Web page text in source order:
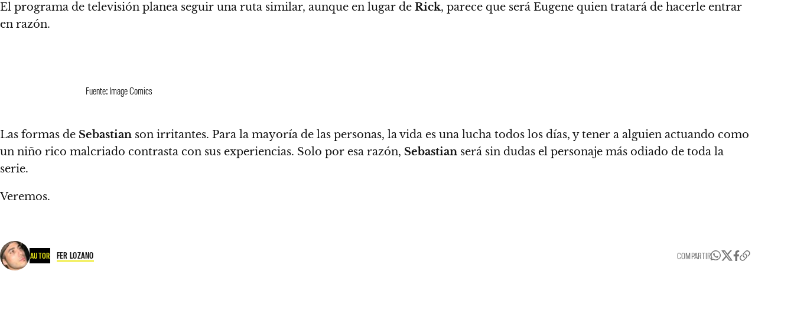
El programa de televisión planea seguir una ruta similar, aunque en lugar de Rick, parece que será Eugene quien tratará de hacerle entrar
en razón.
Fuente: Image Comics
Las formas de Sebastian son irritantes. Para la mayoría de las personas, la vida es una lucha todos los días, y tener a alguien actuando como
un niño rico malcriado contrasta con sus experiencias. Solo por esa razón, Sebastian será sin dudas el personaje más odiado de toda la
serie.
Veremos.
AUTOR FER LOZANO COMPARTIR